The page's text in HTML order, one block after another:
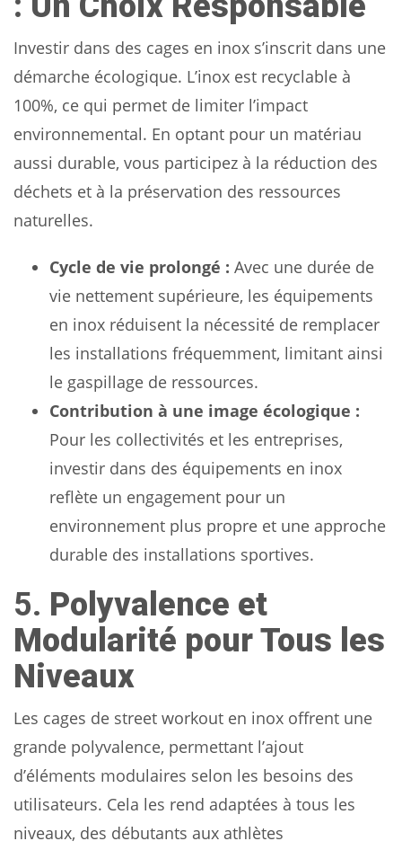
Investir dans des cages en inox s’inscrit dans une
démarche écologique. L’inox est recyclable à
100%, ce qui permet de limiter l’impact
environnemental. En optant pour un matériau
aussi durable, vous participez à la réduction des
déchets et à la préservation des ressources
naturelles.
Cycle de vie prolongé : Avec une durée de
vie nettement supérieure, les équipements
en inox réduisent la nécessité de remplacer
les installations fréquemment, limitant ainsi
le gaspillage de ressources.
Contribution à une image écologique :
Pour les collectivités et les entreprises,
investir dans des équipements en inox
reflète un engagement pour un
environnement plus propre et une approche
durable des installations sportives.
5. Polyvalence et
Modularité pour Tous les
Niveaux
Les cages de street workout en inox offrent une
grande polyvalence, permettant l’ajout
d’éléments modulaires selon les besoins des
utilisateurs. Cela les rend adaptées à tous les
niveaux, des débutants aux athlètes